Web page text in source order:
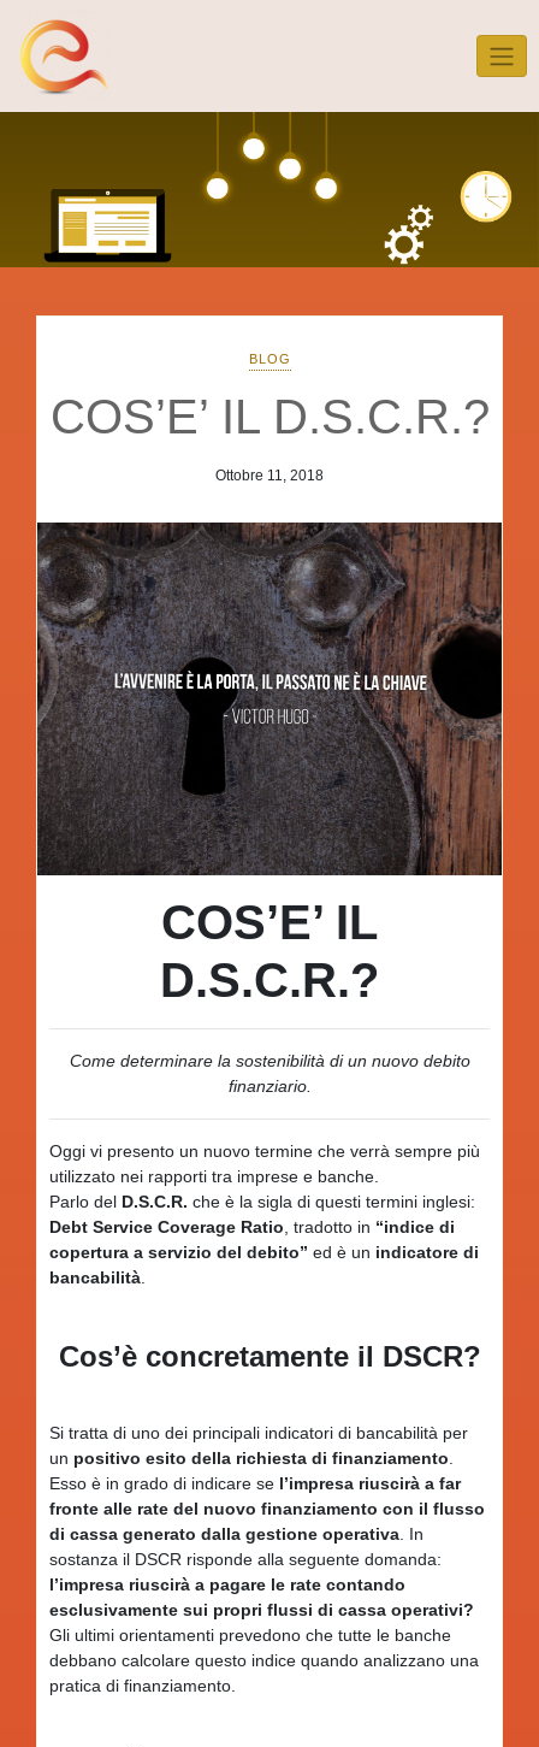
content
BLOG
COS’E’ IL D.S.C.R.?
Ottobre 11, 2018
COS’E’ IL
D.S.C.R.?
Come determinare la sostenibilità di un nuovo debito
finanziario.
Oggi vi presento un nuovo termine che verrà sempre più
utilizzato nei rapporti tra imprese e banche.
Parlo del D.S.C.R. che è la sigla di questi termini inglesi:
Debt Service Coverage Ratio , tradotto in “indice di
copertura a servizio del debito” ed è un indicatore di
bancabilità
Cos’è concretamente il DSCR?
Si tratta di uno dei principali indicatori di bancabilità per
un positivo esito della richiesta di finanziamento
Esso è in grado di indicare se l’impresa riuscirà a far
fronte alle rate del nuovo finanziamento con il flusso
di cassa generato dalla gestione operativa . In
sostanza il DSCR risponde alla seguente domanda:
l’impresa riuscirà a pagare le rate contando
esclusivamente sui propri flussi di cassa operativi?
Gli ultimi orientamenti prevedono che tutte le banche
debbano calcolare questo indice quando analizzano una
pratica di finanziamento.